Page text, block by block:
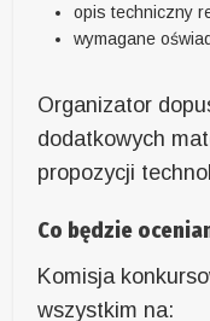
opis techniczny
wymagane
Organizator
dodatkowych
propozycji
Co będzie
Komisja
wszystkim na: